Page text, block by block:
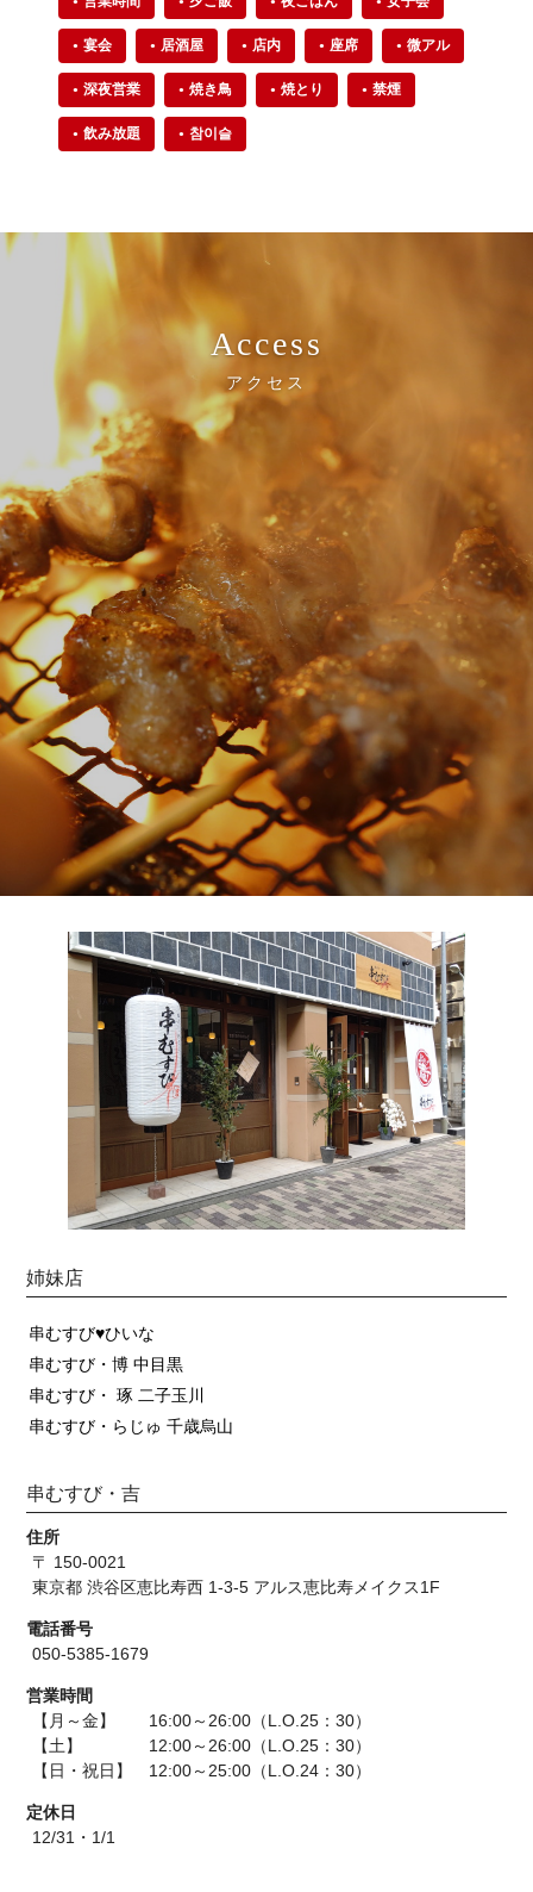
宴会 居酒屋 店内 座席 微アル
深夜営業 焼き鳥 焼とり 禁煙
飲み放題 참이슬
Access
アクセス
姉妹店
串むすび♥ひいな
串むすび・博 中目黒
串むすび・ 琢 二子玉川
串むすび・らじゅ 千歳烏山
串むすび・吉
住所
〒 150-0021
東京都 渋谷区恵比寿西 1-3-5 アルス恵比寿メイクス1F
電話番号
050-5385-1679
営業時間
【月～金】 16:00～26:00（L.O.25：30）
【土】 12:00～26:00（L.O.25：30）
【日・祝日】 12:00～25:00（L.O.24：30）
定休日
12/31・1/1